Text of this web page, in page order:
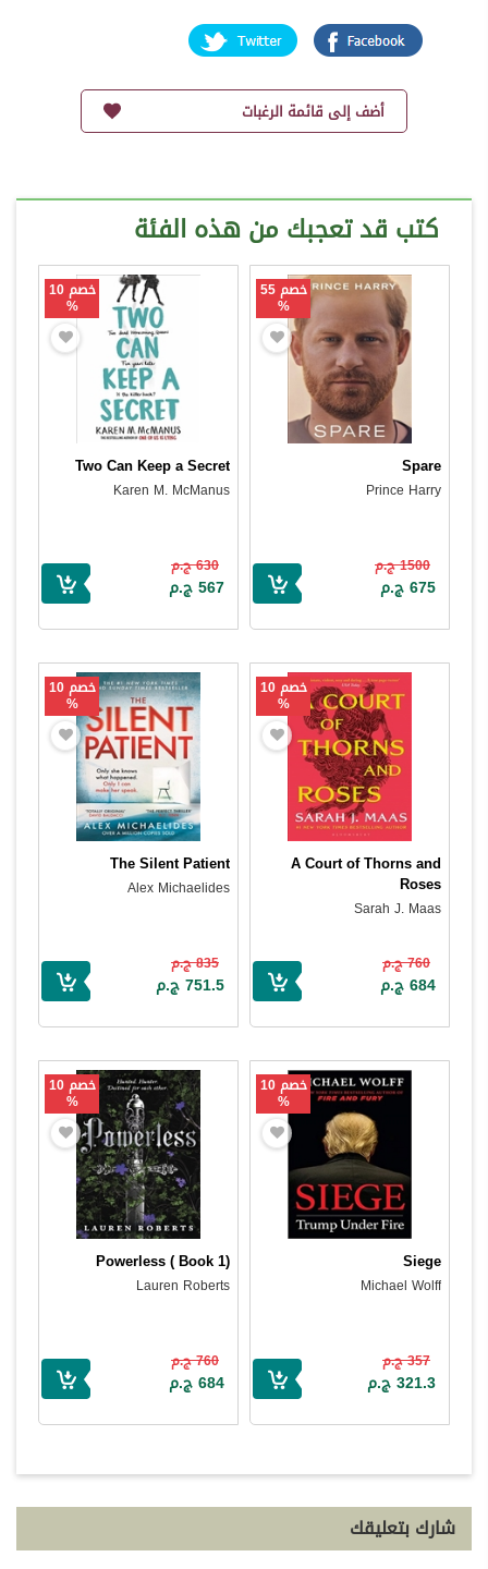
أضف إلى قائمة الرغبات
كتب قد تعجبك من هذه الفئة
خصم 55
%
Spare
Prince Harry
1500 ج.م
675 ج.م
خصم 10
%
Two Can Keep a Secret
Karen M. McManus
630 ج.م
567 ج.م
خصم 10
%
A Court of Thorns and
Roses
Sarah J. Maas
760 ج.م
684 ج.م
خصم 10
%
The Silent Patient
Alex Michaelides
835 ج.م
751.5 ج.م
خصم 10
%
Siege
Michael Wolff
357 ج.م
321.3 ج.م
خصم 10
%
Powerless ( Book 1)
Lauren Roberts
760 ج.م
684 ج.م
شارك بتعليقك